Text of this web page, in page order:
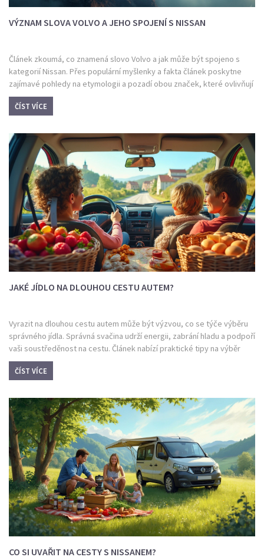
VÝZNAM SLOVA VOLVO A JEHO SPOJENÍ S NISSAN
Článek zkoumá, co znamená slovo Volvo a jak může být spojeno s
kategorií Nissan. Přes populární myšlenky a fakta článek poskytne
zajímavé pohledy na etymologii a pozadí obou značek, které ovlivňují
automobilový průmysl. Přiblíží se čtenáři rozdíly i podobnosti mezi
Volvem a Nissanem a nabídne něco málo z historie i současnosti
ČÍST VÍCE
JAKÉ JÍDLO NA DLOUHOU CESTU AUTEM?
Vyrazit na dlouhou cestu autem může být výzvou, co se týče výběru
správného jídla. Správná svačina udrží energii, zabrání hladu a podpoří
vaši soustředěnost na cestu. Článek nabízí praktické tipy na výběr
potravin, které jsou nejen chutné, ale i snadno balitelné. Věnuje se
také tomu, jak se vyhnout častým chybám při balení jídla na cestu.
ČÍST VÍCE
CO SI UVAŘIT NA CESTY S NISSANEM?